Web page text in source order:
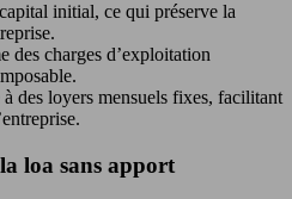
initial, ce qui préserve la
des charges d’exploitation
des loyers mensuels fixes, facilitant
loa sans apport